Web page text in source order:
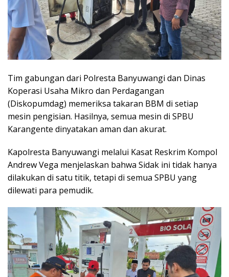
Tim gabungan dari Polresta Banyuwangi dan Dinas
Koperasi Usaha Mikro dan Perdagangan
(Diskopumdag) memeriksa takaran BBM di setiap
mesin pengisian. Hasilnya, semua mesin di SPBU
Karangente dinyatakan aman dan akurat.
Kapolresta Banyuwangi melalui Kasat Reskrim Kompol
Andrew Vega menjelaskan bahwa Sidak ini tidak hanya
dilakukan di satu titik, tetapi di semua SPBU yang
dilewati para pemudik.